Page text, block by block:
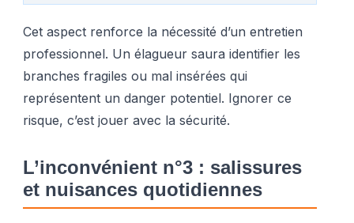
Cet aspect renforce la nécessité d’un entretien
professionnel. Un élagueur saura identifier les
branches fragiles ou mal insérées qui
représentent un danger potentiel. Ignorer ce
risque, c’est jouer avec la sécurité.
L’inconvénient n°3 : salissures
et nuisances quotidiennes